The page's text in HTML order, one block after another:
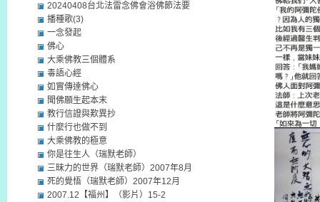
20240408台北法雷念佛會浴佛節法要
播種歌(3)
一念發起
佛心
大乘佛教三個體系
毒語心經
如實傳達佛心
聞佛願生起本末
教行信證與歎異抄
什麼行也做不到
大乘佛教的極意
你是往生人（瑞默老師）
三昧力的世界（瑞默老師）2007年8月
死的覺悟（瑞默老師）2007年12月
2007.12【福州】（影片）15-2